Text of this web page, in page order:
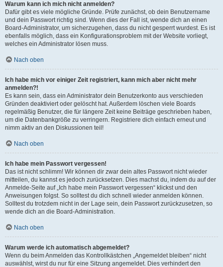
Warum kann ich mich nicht anmelden?
Dafür gibt es viele mögliche Gründe. Prüfe zunächst, ob dein Benutzername
und dein Passwort richtig sind. Wenn dies der Fall ist, wende dich an einen
Board-Administrator, um sicherzugehen, dass du nicht gesperrt wurdest. Es ist
ebenfalls möglich, dass ein Konfigurationsproblem mit der Website vorliegt,
welches ein Administrator lösen muss.
Nach oben
Ich habe mich vor einiger Zeit registriert, kann mich aber nicht mehr
anmelden?!
Es kann sein, dass ein Administrator dein Benutzerkonto aus verschieden
Gründen deaktiviert oder gelöscht hat. Außerdem löschen viele Boards
regelmäßig Benutzer, die für längere Zeit keine Beiträge geschrieben haben,
um die Datenbankgröße zu verringern. Registriere dich einfach erneut und
nimm aktiv an den Diskussionen teil!
Nach oben
Ich habe mein Passwort vergessen!
Das ist nicht schlimm! Wir können dir zwar dein altes Passwort nicht wieder
mitteilen, du kannst es jedoch zurücksetzen. Dies machst du, indem du auf der
Anmelde-Seite auf „Ich habe mein Passwort vergessen“ klickst und den
Anweisungen folgst. So solltest du dich schnell wieder anmelden können.
Solltest du trotzdem nicht in der Lage sein, dein Passwort zurückzusetzen, so
wende dich an die Board-Administration.
Nach oben
Warum werde ich automatisch abgemeldet?
Wenn du beim Anmelden das Kontrollkästchen „Angemeldet bleiben“ nicht
auswählst, wirst du nur für eine Sitzung angemeldet. Dies verhindert den